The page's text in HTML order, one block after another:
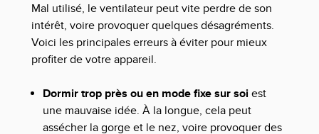
Mal utilisé, le ventilateur peut vite perdre de son
intérêt, voire provoquer quelques désagréments.
Voici les principales erreurs à éviter pour mieux
profiter de votre appareil.
Dormir trop près ou en mode fixe sur soi est
une mauvaise idée. À la longue, cela peut
assécher la gorge et le nez, voire provoquer des